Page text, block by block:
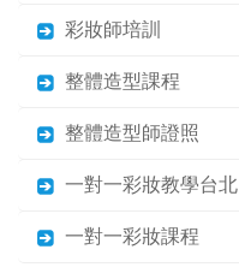
彩妝師培訓
整體造型課程
整體造型師證照
一對一彩妝教學台北
一對一彩妝課程